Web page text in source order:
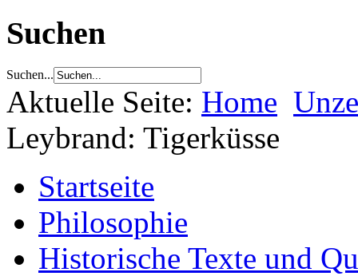
Suchen
Suchen...
Aktuelle Seite: Home
Leybrand: Tigerküsse
Startseite
Philosophie
Historische Texte und